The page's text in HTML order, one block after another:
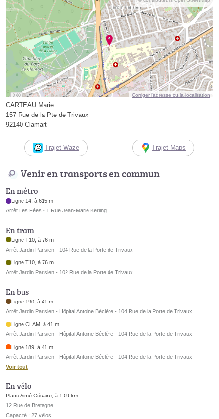
Corriger l’adresse ou la localisation
CARTEAU Marie
157 Rue de la Pte de Trivaux
92140 Clamart
Trajet Waze Trajet Maps
Venir en transports en commun
En métro
Ligne 14, à 615 m
Arrêt Les Fées - 1 Rue Jean-Marie Kerling
En tram
Ligne T10, à 76 m
Arrêt Jardin Parisien - 104 Rue de la Porte de Trivaux
Ligne T10, à 76 m
Arrêt Jardin Parisien - 102 Rue de la Porte de Trivaux
En bus
Ligne 190, à 41 m
Arrêt Jardin Parisien - Hôpital Antoine Béclère - 104 Rue de la Porte de Trivaux
Ligne CLAM, à 41 m
Arrêt Jardin Parisien - Hôpital Antoine Béclère - 104 Rue de la Porte de Trivaux
Ligne 189, à 41 m
Arrêt Jardin Parisien - Hôpital Antoine Béclère - 104 Rue de la Porte de Trivaux
Voir tout
En vélo
Place Aimé Césaire, à 1.09 km
12 Rue de Bretagne
Capacité : 27 vélos